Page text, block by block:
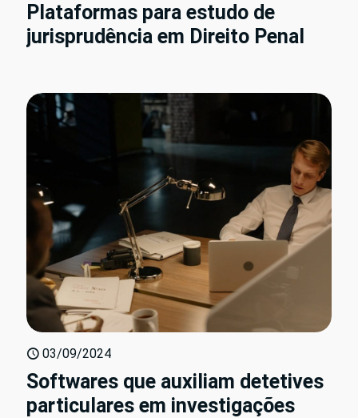
Plataformas para estudo de
jurisprudência em Direito Penal
03/09/2024
Softwares que auxiliam detetives
particulares em investigações